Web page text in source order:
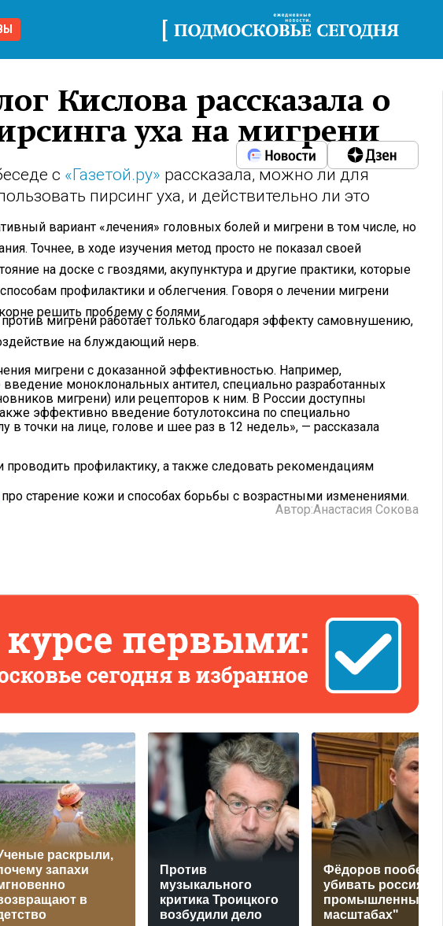
Кислова рассказала о
уха на мигрени
с «Газетой.ру» рассказала, можно ли для
пирсинг уха, и действительно ли это
вариант «лечения» головных болей и мигрени в том числе, но
Точнее, в ходе изучения метод просто не показал своей
на доске с гвоздями, акупунктура и другие практики, которые
профилактики и облегчения. Говоря о лечении мигрени
решить проблему с болями.
мигрени работает только благодаря эффекту самовнушению,
на блуждающий нерв.
мигрени с доказанной эффективностью. Например,
моноклональных антител, специально разработанных
мигрени) или рецепторов к ним. В России доступны
эффективно введение ботулотоксина по специально
в точки на лице, голове и шее раз в 12 недель», — рассказала
проводить профилактику, а также следовать рекомендациям
про старение кожи и способах борьбы с возрастными изменениями.
Автор:Анастасия Сокова
раскрыли,
запахи
в
Против
музыкального
критика Троицкого
возбудили дело
Фёдоров пообещал
убивать россиян "в
промышленных
масштабах"